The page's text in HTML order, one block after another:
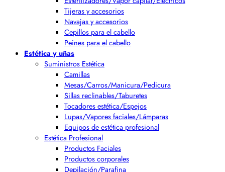
Tijeras y accesorios
Navajas y accesorios
Cepillos para el cabello
Peines para el cabello
Estética y uñas
Suministros Estética
Camillas
Mesas/Carros/Manicura/Pedicura
Sillas reclinables/Taburetes
Tocadores estética/Espejos
Lupas/Vapores faciales/Lámparas
Equipos de estética profesional
Estética Profesional
Productos Faciales
Productos corporales
Depilación/Parafina